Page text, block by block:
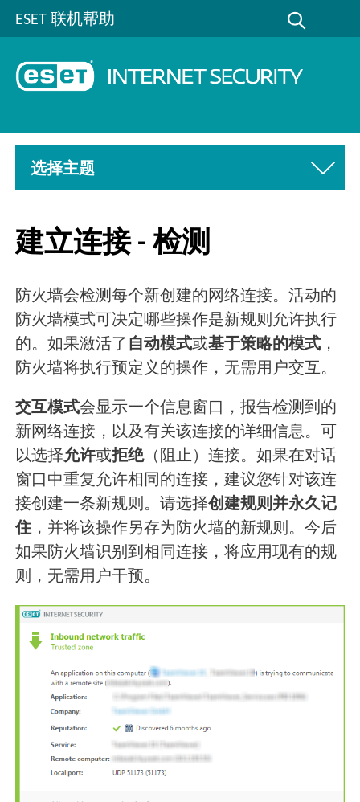
ESET 联机帮助
选择主题
建立连接 - 检测
防火墙会检测每个新创建的网络连接。活动的
防火墙模式可决定哪些操作是新规则允许执行
的。如果激活了 自动模式或基于策略的模式 ，
防火墙将执行预定义的操作，无需用户交互。
交互模式会显示一个信息窗口，报告检测到的
新网络连接，以及有关该连接的详细信息。可
以选择允许或拒绝（阻止）连接。如果在对话
窗口中重复允许相同的连接，建议您针对该连
接创建一条新规则。请选择创建规则并永久记
住，并将该操作另存为防火墙的新规则。今后
如果防火墙识别到相同连接，将应用现有的规
则，无需用户干预。